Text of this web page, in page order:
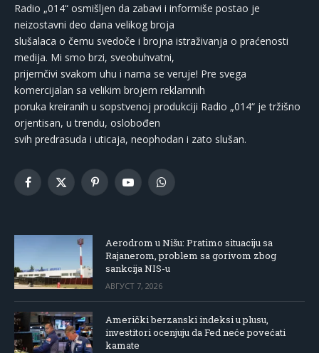
Radio „014“ osmišljen da zabavi i informiše postao je
neizostavni deo dana velikog broja
slušalaca o čemu svedoče i brojna istraživanja o praćenosti
medija. Mi smo brzi, sveobuhvatni,
prijemčivi svakom uhu i nama se veruje! Pre svega
komercijalan sa velikim brojem reklamnih
poruka kreiranih u sopstvenoj produkciji Radio „014“ je tržišno
orjentisan, u trendu, oslobođen
svih predrasuda i uticaja, neophodan i zato slušan.
Facebook
X
PinterestYouTubeWhatsApp
Aerodrom u Nišu: Pratimo situaciju sa
Rajanerom, problem sa gorivom zbog
sankcija NIS-u
АВГУСТ 7, 2026
Američki berzanski indeksi u plusu,
investitori ocenjuju da Fed neće povećati
kamate